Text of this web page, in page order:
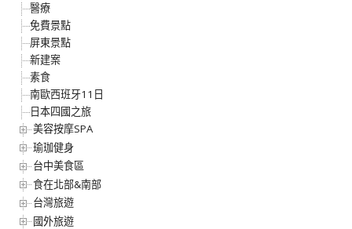
醫療
免費景點
屏東景點
新建案
素食
南歐西班牙11日
日本四國之旅
美容按摩SPA
瑜珈健身
台中美食區
食在北部&南部
台灣旅遊
國外旅遊